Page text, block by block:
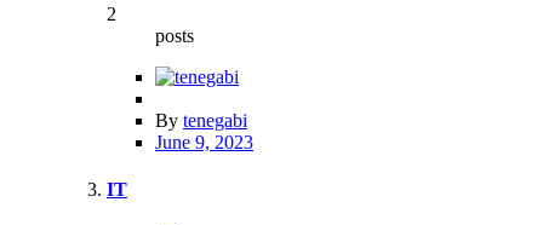
2
posts
By tenegabi
June 9, 2023
IT